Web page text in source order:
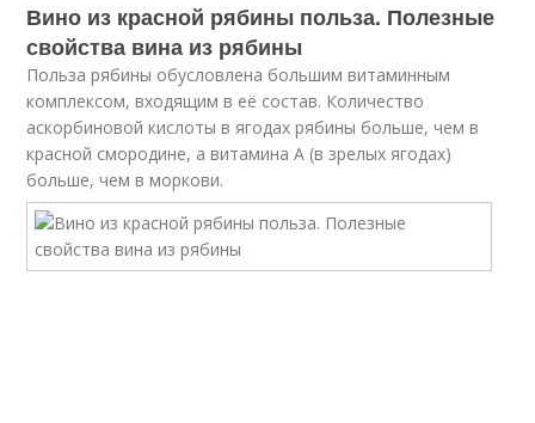
Вино из красной рябины польза. Полезные
свойства вина из рябины
Польза рябины обусловлена большим витаминным
комплексом, входящим в её состав. Количество
аскорбиновой кислоты в ягодах рябины больше, чем в
красной смородине, а витамина А (в зрелых ягодах)
больше, чем в моркови.